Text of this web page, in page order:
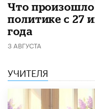
​Что произошло
политике с 27
года
3 АВГУСТА
УЧИТЕЛЯ